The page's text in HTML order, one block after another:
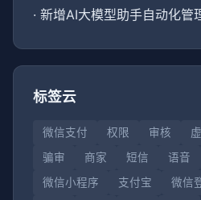
· 新增AI大模型助手自动化管
标签云
微信支付 权限 审核
骗审
商家 短信 语音
微信小程序
支付宝 微信